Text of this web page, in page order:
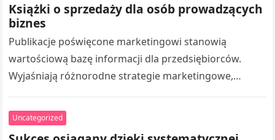
Książki o sprzedaży dla osób prowadzących
biznes
Publikacje poświęcone marketingowi stanowią
wartościową bazę informacji dla przedsiębiorców.
Wyjaśniają różnorodne strategie marketingowe,
pozyskiwaniem klientów. Czytanie takich publikacji
umożliwia rozszerzaniu wiedzy z…
Uncategorized